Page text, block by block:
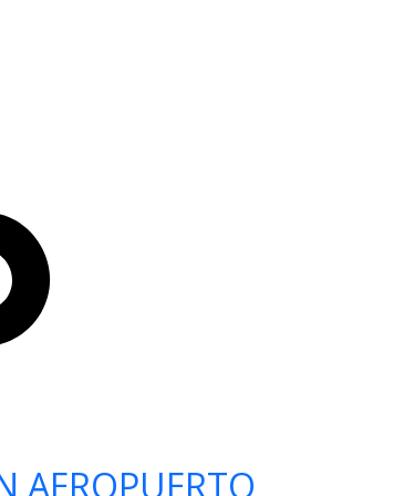
AEROPUERTO